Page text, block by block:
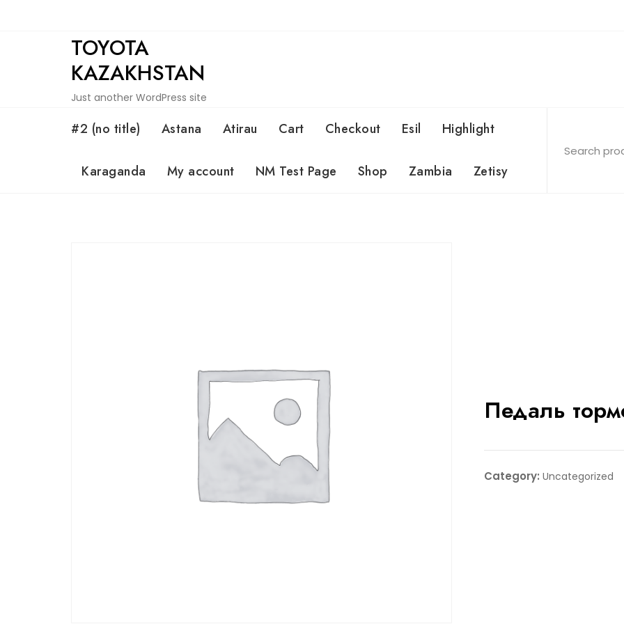
TOYOTA
KAZAKHSTAN
Just another WordPress site
#2 (no title) Astana Atirau Cart Checkout Esil Highlight
Karaganda My account NM Test Page Shop Zambia Zetisy
Педаль
Category: Uncategorized